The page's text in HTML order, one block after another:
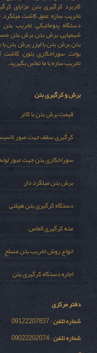
کاربرد کرگیری بتن, مزایای
تخریب سازه, عمق کاشت میلگرد,
دستگاه پنوماتیکی, تخریب
شیمیایی, برش بتن, برش بتن
بتن, برش بتن با لیزر, برش بتن
بولت, سوراخکاری بتون, کاشت
تخریب سازه با ما تماس بگیرید.
برش و کرگیری بتن
قیمت برش بتن با کاتر
کرگیری سقف جهت عبور
سوراخکاری بتن جهت عبور لوله
برش بتن میلگرد دار
دستگاه کرگیری بتن هیلتی
مته کرگیری الماس
انواع روش تخریب بتن مسلح
اجاره دستگاه کرگیری بتن
دفتر مرکزی
شماره تلفن: 09122207837
شماره تلفن: 09022202074